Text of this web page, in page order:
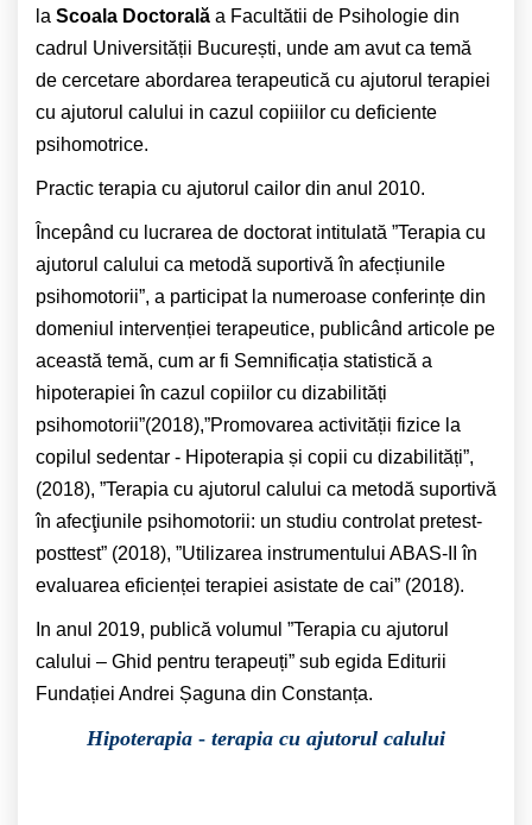
la Scoala Doctorală a Facultătii de Psihologie din
cadrul Universității București, unde am avut ca temă
de cercetare abordarea terapeutică cu ajutorul terapiei
cu ajutorul calului in cazul copiiilor cu deficiente
psihomotrice.
Practic terapia cu ajutorul cailor din anul 2010.
Începând cu lucrarea de doctorat intitulată ”Terapia cu
ajutorul calului ca metodă suportivă în afecțiunile
psihomotorii”, a participat la numeroase conferințe din
domeniul intervenției terapeutice, publicând articole pe
această temă, cum ar fi Semnificația statistică a
hipoterapiei în cazul copiilor cu dizabilități
psihomotorii”(2018),”Promovarea activității fizice la
copilul sedentar - Hipoterapia și copii cu dizabilități”,
(2018), ”Terapia cu ajutorul calului ca metodă suportivă
în afecţiunile psihomotorii: un studiu controlat pretest-
posttest” (2018), ”Utilizarea instrumentului ABAS-II în
evaluarea eficienței terapiei asistate de cai” (2018).
In anul 2019, publică volumul ”Terapia cu ajutorul
calului – Ghid pentru terapeuți” sub egida Editurii
Fundației Andrei Șaguna din Constanța.
Hipoterapia - terapia cu ajutorul calului